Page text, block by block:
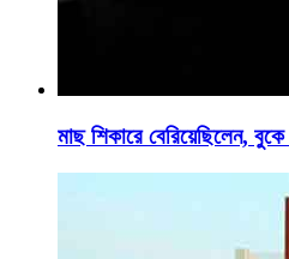
মাছ শিকারে বেরিয়েছিলেন,